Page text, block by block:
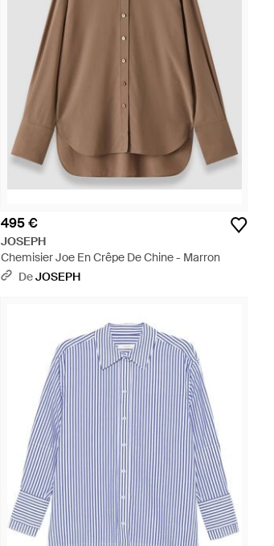
495 €
JOSEPH
Chemisier Joe En Crêpe De Chine - Marron
DeJOSEPH